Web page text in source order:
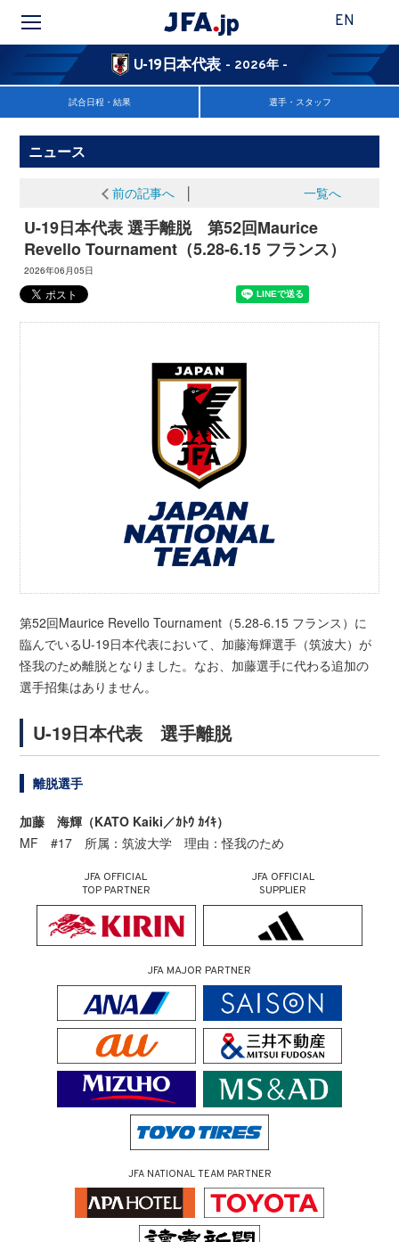
EN
U-19日本代表 - 2026年 -
試合日程・結果 選手・スタッフ
ニュース
前の記事へ│ 一覧へ
U-19日本代表 選手離脱 第52回Maurice
Revello Tournament（5.28-6.15 フランス）
2026年06月05日
第52回Maurice Revello Tournament（5.28-6.15 フランス）に
臨んでいるU-19日本代表において、加藤海輝選手（筑波大）が
怪我のため離脱となりました。なお、加藤選手に代わる追加の
選手招集はありません。
U-19日本代表 選手離脱
離脱選手
加藤 海輝（KATO Kaiki／ｶﾄｳ ｶｲｷ）
MF #17 所属：筑波大学 理由：怪我のため
JFA OFFICIAL
TOP PARTNER
JFA OFFICIAL
SUPPLIER
JFA MAJOR PARTNER
JFA NATIONAL TEAM PARTNER